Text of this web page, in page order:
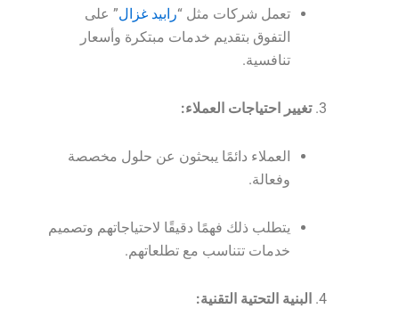
تعمل شركات مثل “ رابيد غزال” على
التفوق بتقديم خدمات مبتكرة وأسعار
تنافسية.
تغيير احتياجات العملاء:
العملاء دائمًا يبحثون عن حلول مخصصة
وفعالة.
يتطلب ذلك فهمًا دقيقًا لاحتياجاتهم وتصميم
خدمات تتناسب مع تطلعاتهم.
البنية التحتية التقنية: